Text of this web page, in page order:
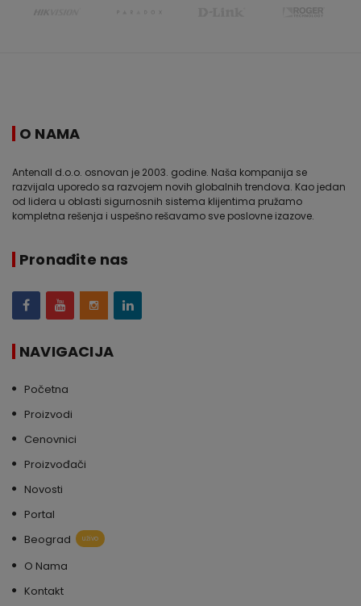
O NAMA
Antenall d.o.o. osnovan je 2003. godine. Naša kompanija se
razvijala uporedo sa razvojem novih globalnih trendova. Kao jedan
od lidera u oblasti sigurnosnih sistema klijentima pružamo
kompletna rešenja i uspešno rešavamo sve poslovne izazove.
Pronađite nas
NAVIGACIJA
Početna
Proizvodi
Cenovnici
Proizvođači
Novosti
Portal
Beograd
uživo
O Nama
Kontakt